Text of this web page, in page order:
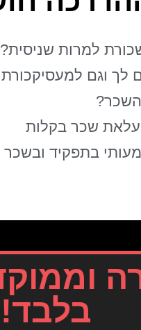
למרות שניסית?
וגם
שכר בקלות
בתפקיד ובשכר
בלבד!